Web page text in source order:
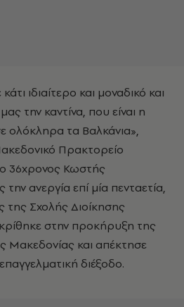
ιδιαίτερο και μοναδικό και
την καντίνα, που είναι η
ολόκληρα τα Βαλκάνια»,
Πρακτορείο
36χρονος Κωστής
ανεργία επί μία πενταετία,
της Σχολής Διοίκησης
στην προκήρυξη της
Μακεδονίας και απέκτησε
διέξοδο.